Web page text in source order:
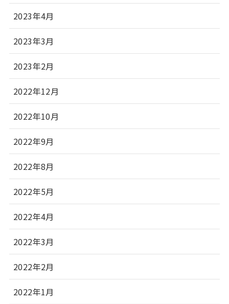
2023年4月
2023年3月
2023年2月
2022年12月
2022年10月
2022年9月
2022年8月
2022年5月
2022年4月
2022年3月
2022年2月
2022年1月